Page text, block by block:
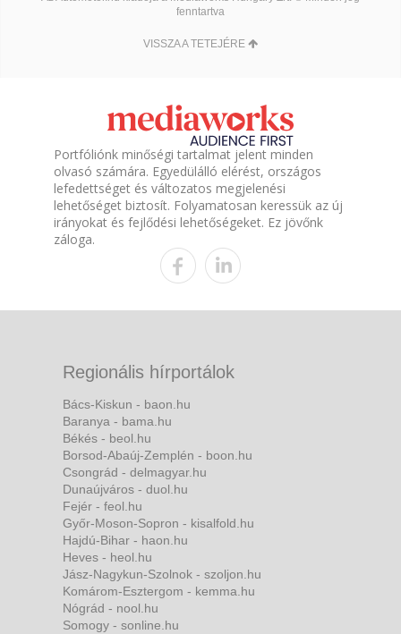
fenntartva
VISSZA A TETEJÉRE
Portfóliónk minőségi tartalmat jelent minden
olvasó számára. Egyedülálló elérést, országos
lefedettséget és változatos megjelenési
lehetőséget biztosít. Folyamatosan keressük az új
irányokat és fejlődési lehetőségeket. Ez jövőnk
záloga.
Regionális hírportálok
Bács-Kiskun - baon.hu
Baranya - bama.hu
Békés - beol.hu
Borsod-Abaúj-Zemplén - boon.hu
Csongrád - delmagyar.hu
Dunaújváros - duol.hu
Fejér - feol.hu
Győr-Moson-Sopron - kisalfold.hu
Hajdú-Bihar - haon.hu
Heves - heol.hu
Jász-Nagykun-Szolnok - szoljon.hu
Komárom-Esztergom - kemma.hu
Nógrád - nool.hu
Somogy - sonline.hu